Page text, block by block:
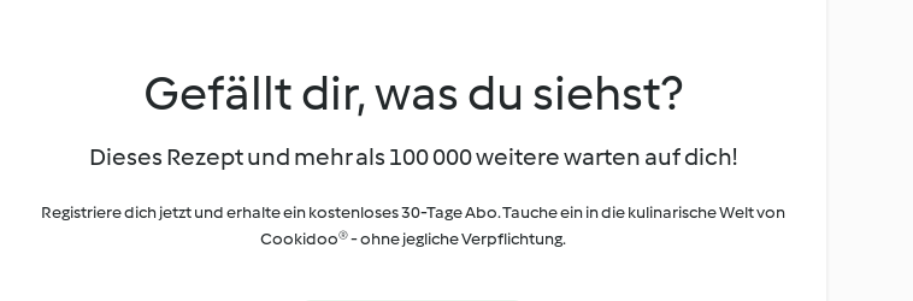
Gefällt dir, was du siehst?
Dieses Rezept und mehr als 100 000 weitere warten auf dich!
Registriere dich jetzt und erhalte ein kostenloses 30-Tage Abo. Tauche ein in die kulinarische Welt von
Cookidoo® - ohne jegliche Verpflichtung.